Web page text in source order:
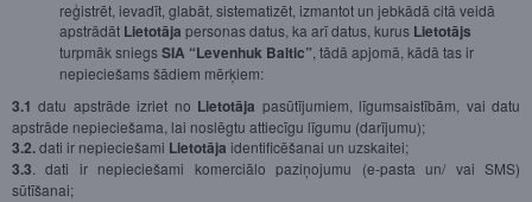
reģistrēt, ievadīt, glabāt, sistematizēt, izmantot un jebkādā citā veidā
apstrādāt Lietotāja personas datus, ka arī datus, kurus Lietotājs
turpmāk sniegsSIA “Levenhuk Baltic” , tādā apjomā, kādā tas ir
nepieciešams šādiem mērķiem:
3.1 datu apstrāde izriet no Lietotāja pasūtījumiem, līgumsaistībām, vai datu
apstrāde nepieciešama, lai noslēgtu attiecīgu līgumu (darījumu);
3.2.dati ir nepieciešami Lietotāja identificēšanai un uzskaitei;
3.3 . dati ir nepieciešami komerciālo paziņojumu (e-pasta un/ vai SMS)
sūtīšanai;